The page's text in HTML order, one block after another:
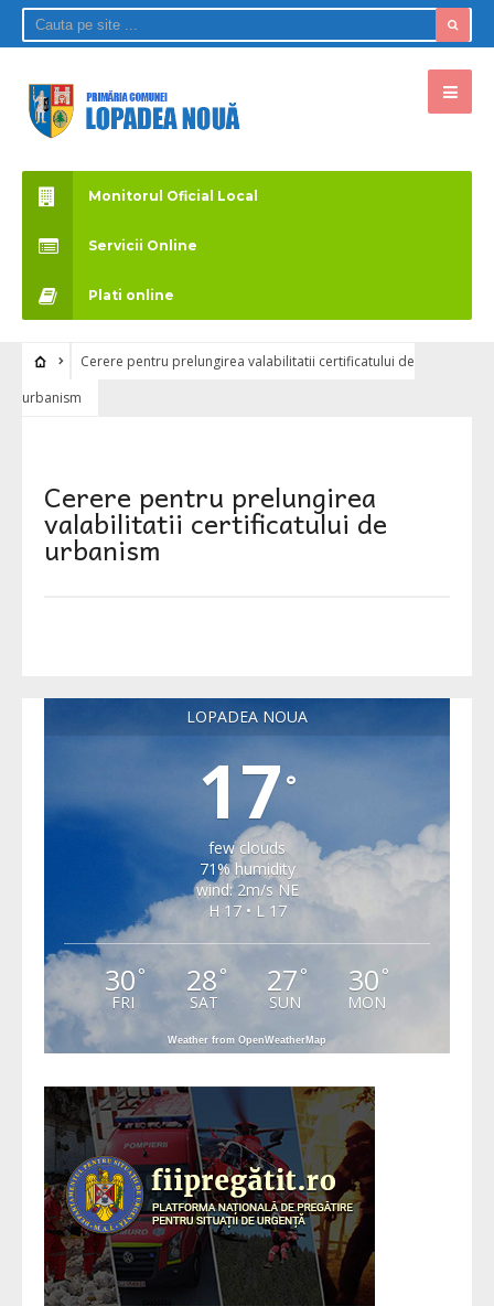
Monitorul Oficial Local
Servicii Online
Plati online
Cerere pentru prelungirea valabilitatii certificatului de
urbanism
Cerere pentru prelungirea
valabilitatii certificatului de
urbanism
LOPADEA NOUA
17 °
few clouds
71% humidity
wind: 2m/s NE
H 17 • L 17
30°
FRI
28 °
SAT
27 °
SUN
30 °
MON
Weather from OpenWeatherMap